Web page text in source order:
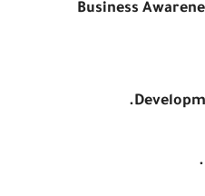
Business